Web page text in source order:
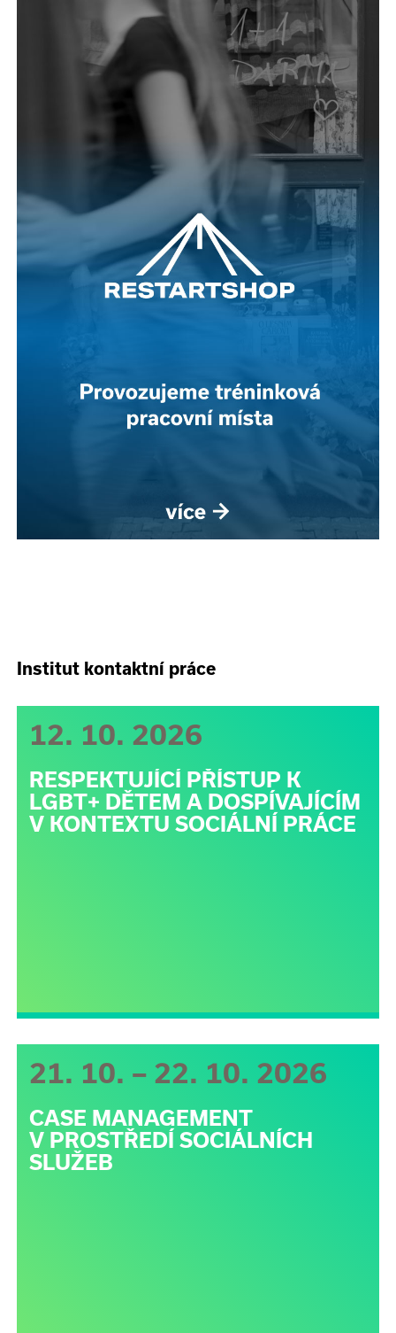
Institut kontaktní práce
12. 10. 2026
RESPEKTUJÍCÍ PŘÍSTUP K
LGBT+ DĚTEM A DOSPÍVAJÍCÍM
V KONTEXTU SOCIÁLNÍ PRÁCE
21. 10. – 22. 10. 2026
CASE MANAGEMENT
V PROSTŘEDÍ SOCIÁLNÍCH
SLUŽEB